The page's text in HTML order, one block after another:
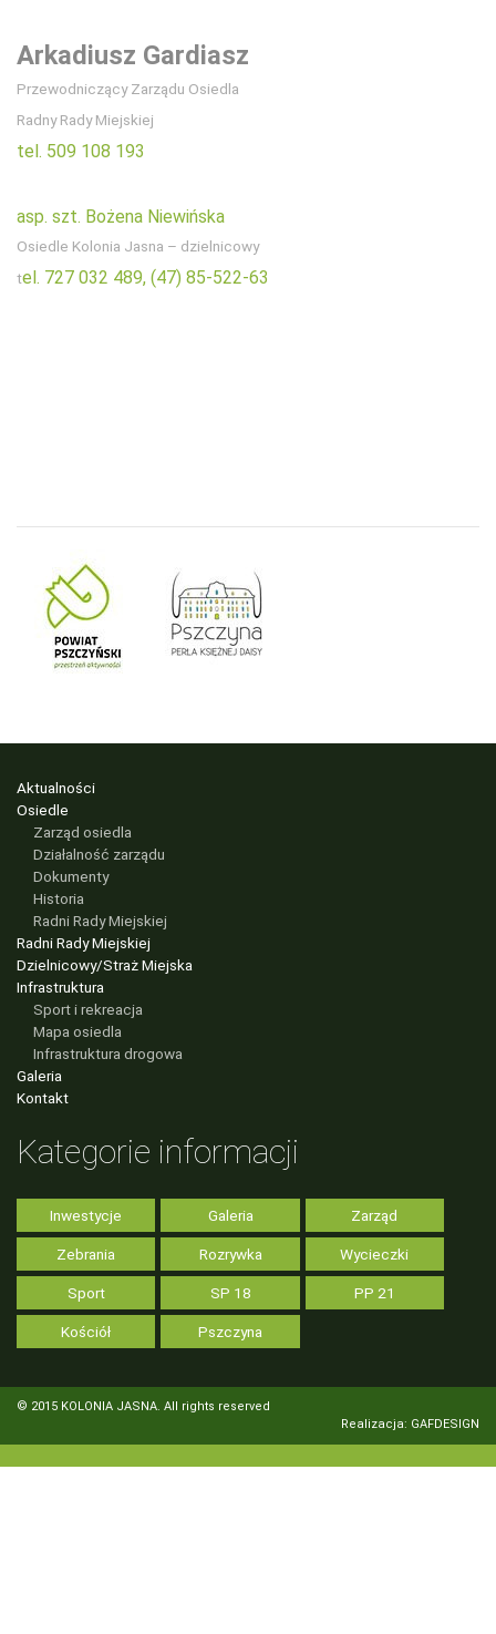
Arkadiusz Gardiasz
Przewodniczący Zarządu Osiedla
Radny Rady Miejskiej
tel. 509 108 193
asp. szt. Bożena Niewińska
Osiedle Kolonia Jasna – dzielnicowy
tel. 727 032 489, (47) 85-522-63
Aktualności
Osiedle
Zarząd osiedla
Działalność zarządu
Dokumenty
Historia
Radni Rady Miejskiej
Radni Rady Miejskiej
Dzielnicowy/Straż Miejska
Infrastruktura
Sport i rekreacja
Mapa osiedla
Infrastruktura drogowa
Galeria
Kontakt
Kategorie informacji
Inwestycje Galeria Zarząd
Zebrania Rozrywka Wycieczki
Sport SP 18 PP 21
Kościół Pszczyna
© 2015 KOLONIA JASNA. All rights reserved
Realizacja: GAFDESIGN